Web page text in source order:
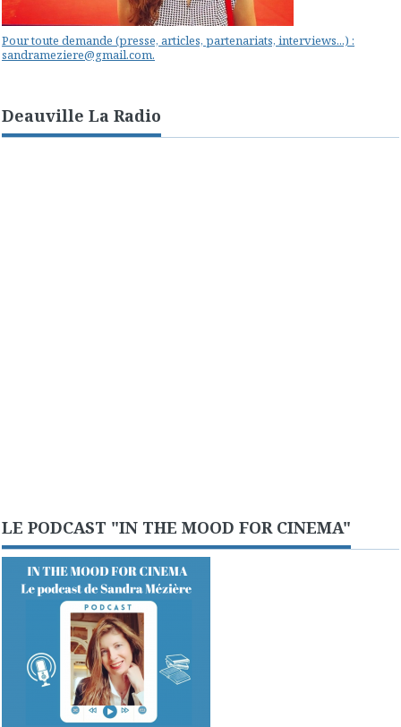
Pour toute demande (presse, articles, partenariats, interviews...) :
sandrameziere@gmail.com.
Deauville La Radio
LE PODCAST "IN THE MOOD FOR CINEMA"